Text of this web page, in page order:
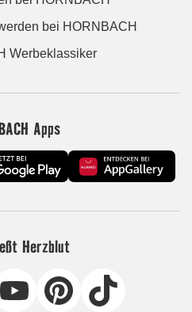
bei HORNBACH
Werbeklassiker
Apps
Herzblut